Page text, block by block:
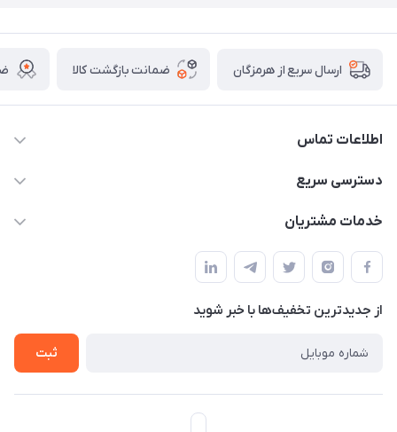
ارسال سریع از هرمزگان ضمانت بازگشت کالا
اطلاعات تماس
09170079505
دسترسی سریع
حساب کاربری
لیست محصولات
درباره ما
خدمات مشتریان
قوانین و مقررات
حریم خصوصی
راهنما
از جدید‌ترین تخفیف‌ها با‌ خبر شوید
ثبت